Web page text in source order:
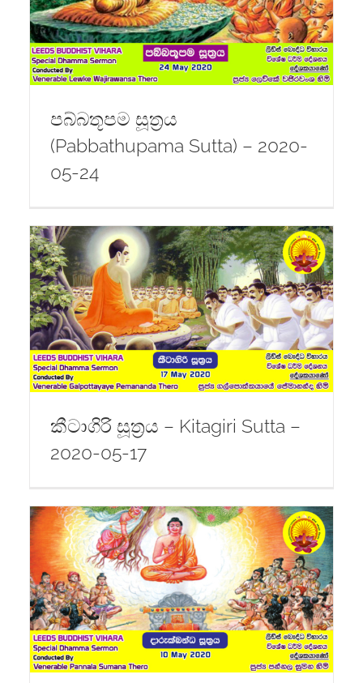
පබ්බතූපම සූත්‍රය
(Pabbathupama Sutta) – 2020-
05-24
කීටාගිරි සූත්‍රය – Kitagiri Sutta –
2020-05-17